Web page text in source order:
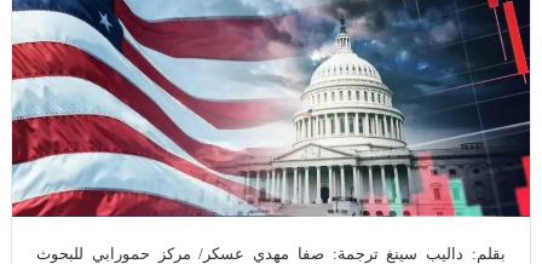
بقلم: داليب سينغ ترجمة: صفا مهدي عسكر/ مركز حمورابي للبحوث